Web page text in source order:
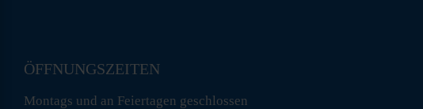
ÖFFNUNGSZEITEN
Montags und an Feiertagen geschlossen